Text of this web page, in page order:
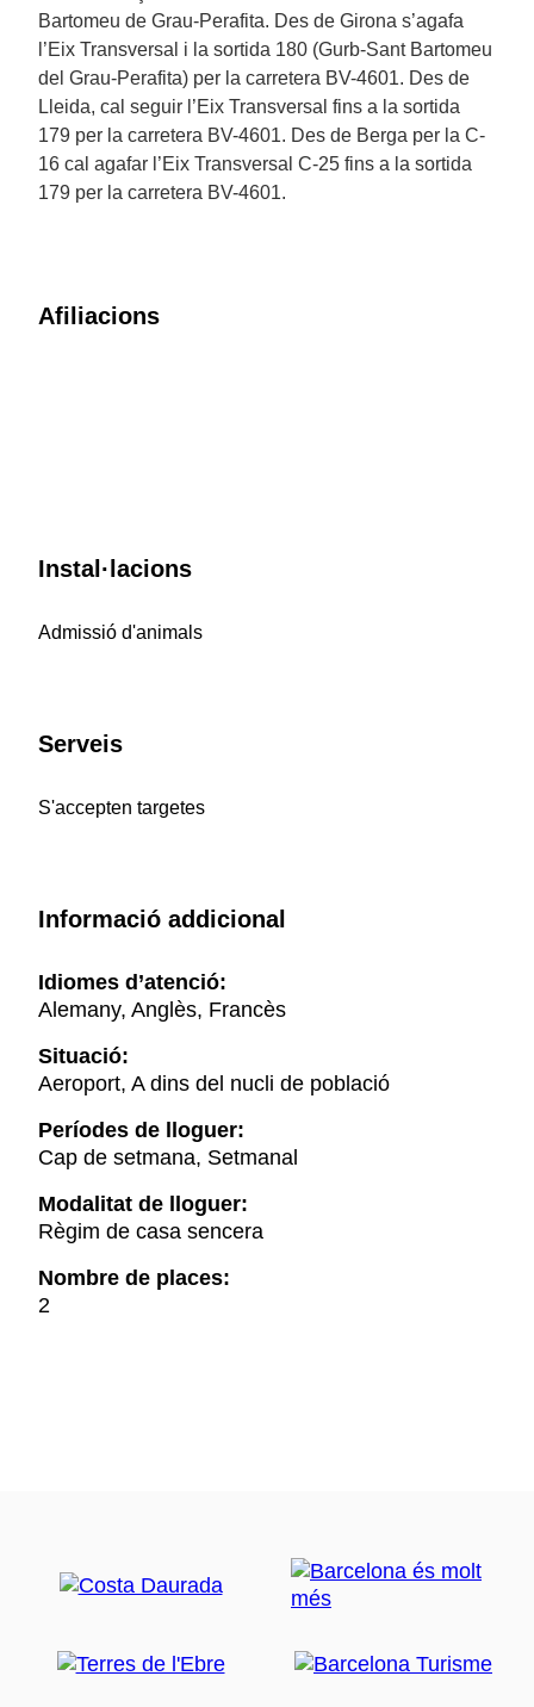
Bartomeu de Grau-Perafita. Des de Girona s’agafa
l’Eix Transversal i la sortida 180 (Gurb-Sant Bartomeu
del Grau-Perafita) per la carretera BV-4601. Des de
Lleida, cal seguir l’Eix Transversal fins a la sortida
179 per la carretera BV-4601. Des de Berga per la C-
16 cal agafar l’Eix Transversal C-25 fins a la sortida
179 per la carretera BV-4601.
Afiliacions
Instal·lacions
Admissió d'animals
Serveis
S'accepten targetes
Informació addicional
Idiomes d’atenció:
Alemany, Anglès, Francès
Situació:
Aeroport, A dins del nucli de població
Períodes de lloguer:
Cap de setmana, Setmanal
Modalitat de lloguer:
Règim de casa sencera
Nombre de places:
2